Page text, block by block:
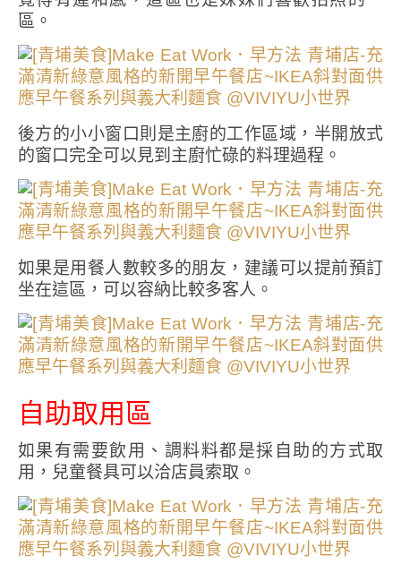
區。
後方的小小窗口則是主廚的工作區域，半開放式
的窗口完全可以見到主廚忙碌的料理過程。
如果是用餐人數較多的朋友，建議可以提前預訂
坐在這區，可以容納比較多客人。
自助取用區
如果有需要飲用、調料料都是採自助的方式取
用，兒童餐具可以洽店員索取。